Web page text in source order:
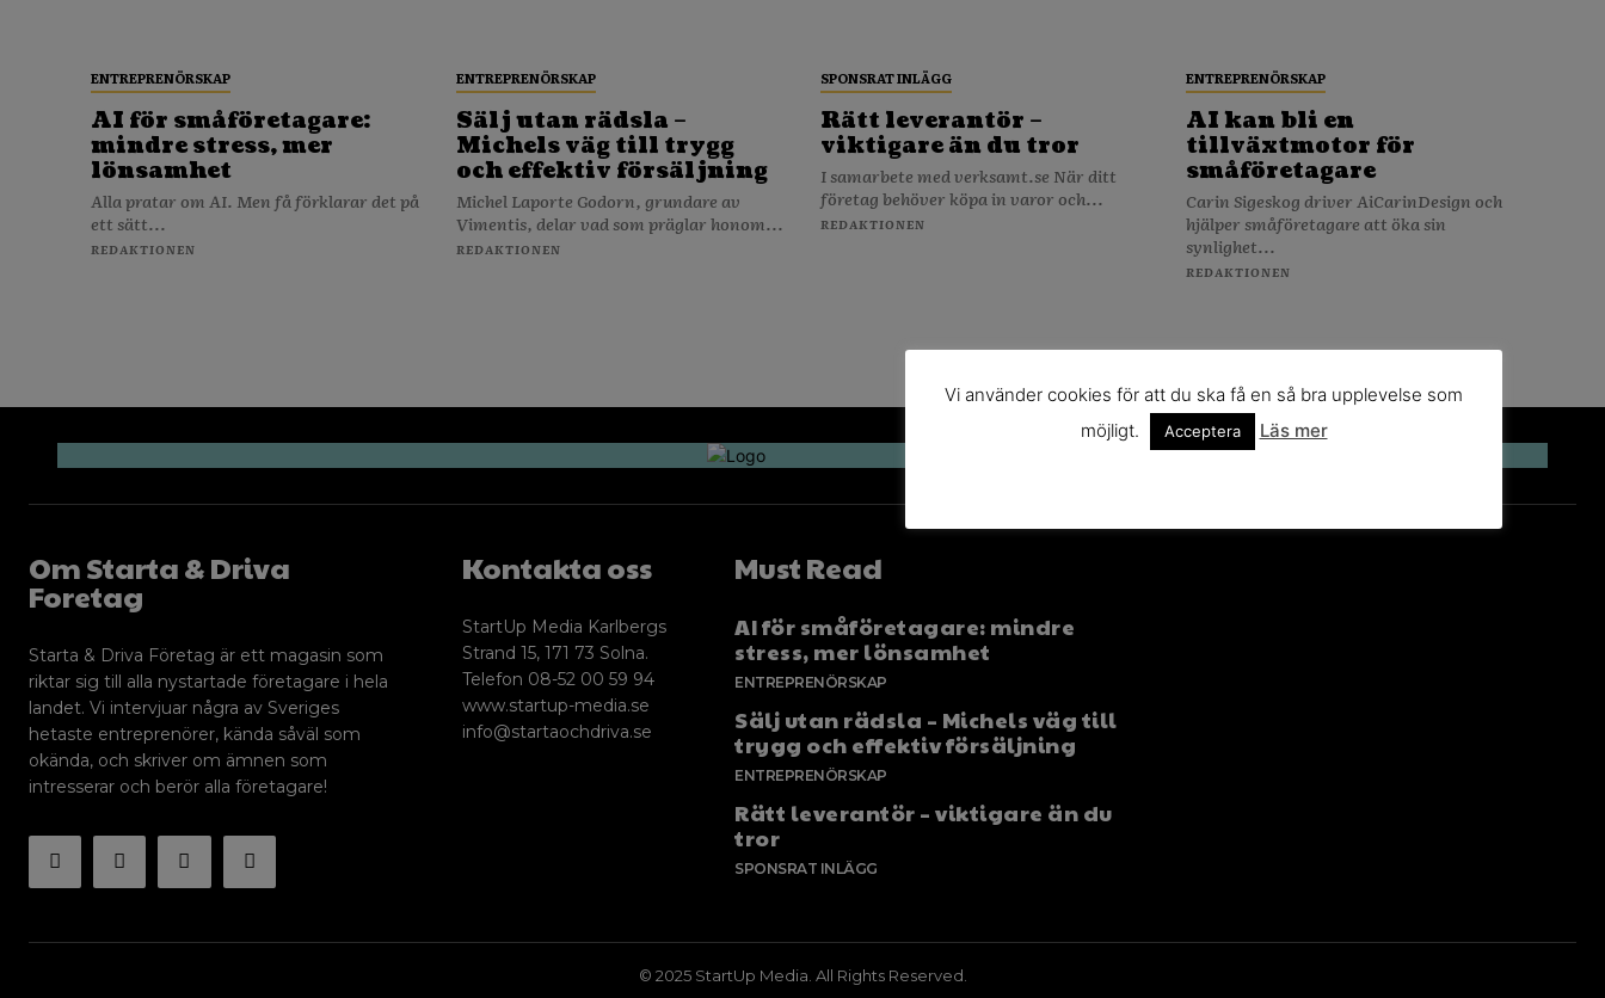
ENTREPRENÖRSKAP
AI för småföretagare:
mindre stress, mer
lönsamhet
Alla pratar om AI. Men få förklarar det på
ett sätt...
REDAKTIONEN
ENTREPRENÖRSKAP
Sälj utan rädsla –
Michels väg till trygg
och effektiv försäljning
Michel Laporte Godorn, grundare av
Vimentis, delar vad som präglar honom...
REDAKTIONEN
SPONSRAT INLÄGG
Rätt leverantör –
viktigare än du tror
I samarbete med verksamt.se När ditt
företag behöver köpa in varor och...
REDAKTIONEN
ENTREPRENÖRSKAP
AI kan bli en
tillväxtmotor för
småföretagare
Carin Sigeskog driver AiCarinDesign och
hjälper småföretagare att öka sin
synlighet...
REDAKTIONEN
Om Starta & Driva
Foretag
Starta & Driva Företag är ett magasin som
riktar sig till alla nystartade företagare i hela
landet. Vi intervjuar några av Sveriges
hetaste entreprenörer, kända såväl som
okända, och skriver om ämnen som
intresserar och berör alla företagare!
Kontakta oss
StartUp Media Karlbergs
Strand 15, 171 73 Solna.
Telefon 08-52 00 59 94
www.startup-media.se
info@startaochdriva.se
Must Read
AI för småföretagare: mindre
stress, mer lönsamhet
ENTREPRENÖRSKAP
Sälj utan rädsla – Michels väg till
trygg och effektiv försäljning
ENTREPRENÖRSKAP
Rätt leverantör – viktigare än du
tror
SPONSRAT INLÄGG
© 2025 StartUp Media. All Rights Reserved.
Vi använder cookies för att du ska få en så bra upplevelse som
möjligt.
Acceptera Läs mer